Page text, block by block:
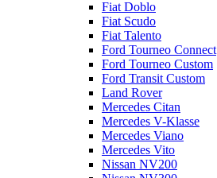
Fiat Doblo
Fiat Scudo
Fiat Talento
Ford Tourneo Connect
Ford Tourneo Custom
Ford Transit Custom
Land Rover
Mercedes Citan
Mercedes V-Klasse
Mercedes Viano
Mercedes Vito
Nissan NV200